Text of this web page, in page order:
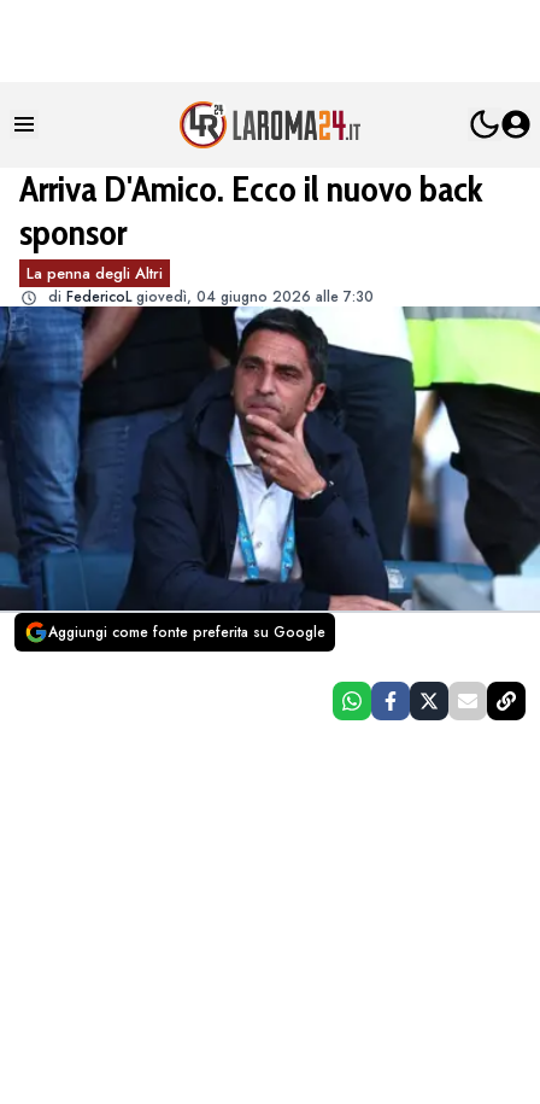
Arriva D'Amico. Ecco il nuovo back
sponsor
La penna degli Altri
di FedericoL giovedì, 04 giugno 2026 alle 7:30
Aggiungi come fonte preferita su Google